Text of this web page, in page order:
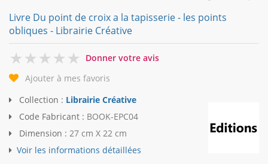
Livre Du point de croix a la tapisserie - les points
obliques - Librairie Créative
0
Donner votre avis
Ajouter à mes favoris
Collection : Librairie Créative
Code Fabricant : BOOK-EPC04
Dimension : 27 cm X 22 cm
Voir les informations détaillées